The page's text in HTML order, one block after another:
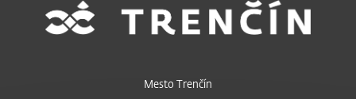
Mesto Trenčín